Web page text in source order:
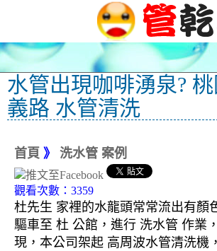
水管出現咖啡湧泉?
義路 水管清洗
首頁 》 洗水管 案例
觀看次數：3359
杜先生 家裡的水龍頭常常流出有顏
驅車至 杜 公館，進行 洗水管 作業
現，本公司架起 高周波水管清洗機